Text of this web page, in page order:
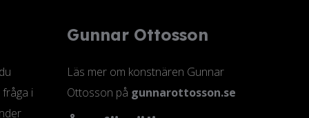
i
Gunnar Ottosson
Läs mer om konstnären Gunnar
Ottosson på gunnarottosson.se